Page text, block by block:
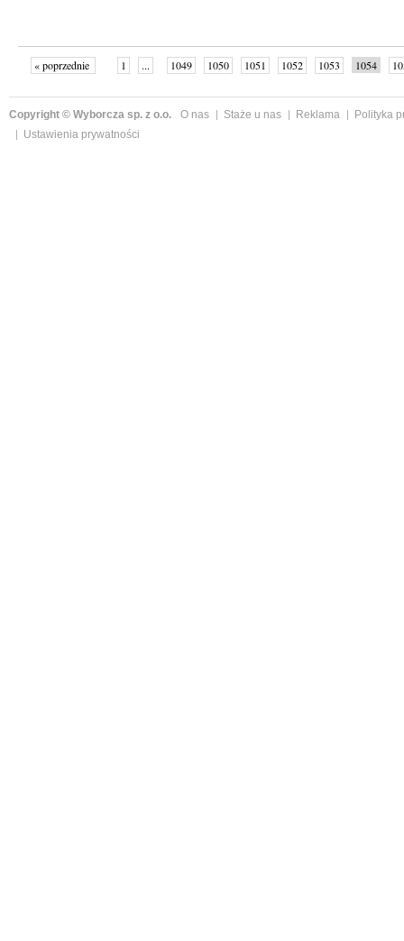
« poprzednie 1 ... 1049 1050 1051 1052 1053 1054
Copyright © Wyborcza sp. z o.o. O nas Staże u nas Reklama
Polityka
Ustawienia prywatności